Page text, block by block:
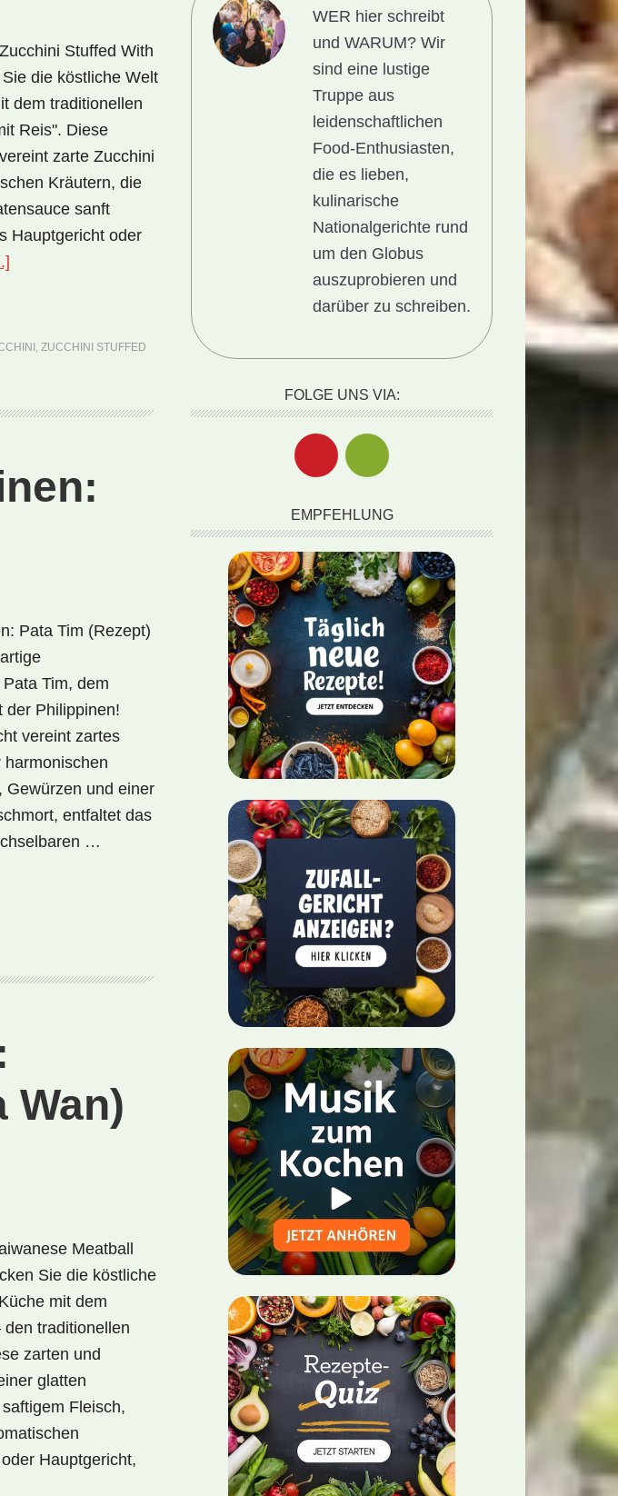
Stuffed With
die köstliche Welt
dem traditionellen
Reis". Diese
zarte Zucchini
Kräutern, die
sanft
Hauptgericht oder
Stuffed
(Rezept)
, ZUCCHINI STUFFED
Pata Tim (Rezept)
Tim, dem
der Philippinen!
vereint zartes
Gewürzen und einer
entfaltet das
…
Wan)
Meatball
Sie die köstliche
mit dem
traditionellen
zarten und
glatten
Fleisch,
Hauptgericht,
WER hier schreibt
und WARUM?Wir
sind eine lustige
Truppe aus
leidenschaftlichen
Food-Enthusiasten,
die es lieben,
kulinarische
Nationalgerichte rund
um den Globus
auszuprobieren und
darüber zu schreiben.
FOLGE UNS VIA:
EMPFEHLUNG